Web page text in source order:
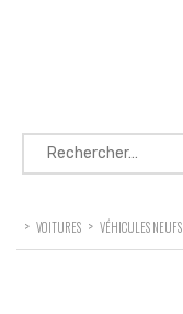
Rechercher :
> VOITURES > VÉHICULES NEUFS